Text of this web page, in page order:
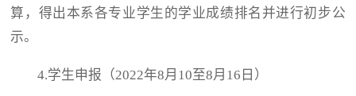
算，得出本系各专业学生的学业成绩排名并进行初步公
示。
4.学生申报（2022年8月10至8月16日）